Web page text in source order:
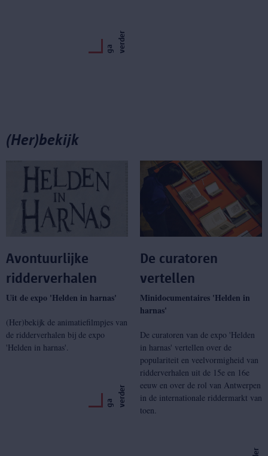
g
a
v
e
r
d
e r
(Her)bekijk
Avontuurlijke
ridderverhalen
Uit de expo 'Helden in harnas'
(Her)bekijk de animatiefilmpjes van
de ridderverhalen bij de expo
'Helden in harnas'.
g
a
v
e
r
d
e r
De curatoren
vertellen
Minidocumentaires 'Helden in
harnas'
De curatoren van de expo 'Helden
in harnas' vertellen over de
populariteit en veelvormigheid van
ridderverhalen uit de 15e en 16e
eeuw en over de rol van Antwerpen
in de internationale riddermarkt van
toen.